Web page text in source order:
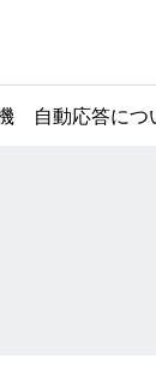
自動応答につ